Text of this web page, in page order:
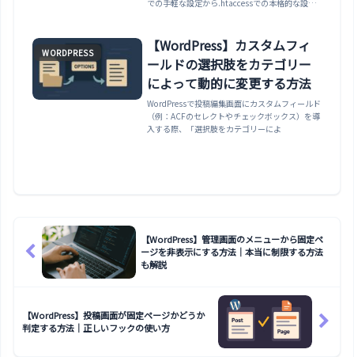
での手軽な設定から.htaccessでの本格的な設
WORDPRESS
【WordPress】カスタムフィ
ールドの選択肢をカテゴリー
によって動的に変更する方法
WordPressで投稿編集画面にカスタムフィールド
（例：ACFのセレクトやチェックボックス）を導
入する際、「選択肢をカテゴリーによ
【WordPress】管理画面のメニューから固定ペ
ージを非表示にする方法｜本当に制限する方法
も解説
【WordPress】投稿画面が固定ページかどうか
判定する方法｜正しいフックの使い方